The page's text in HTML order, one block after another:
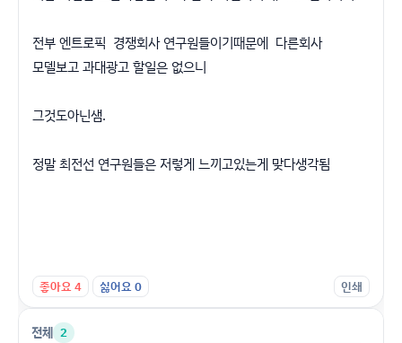
전부 엔트로픽 경쟁회사 연구원들이기때문에 다른회사
모델보고 과대광고 할일은 없으니
그것도아닌샘.
정말 최전선 연구원들은 저렇게 느끼고있는게 맞다생각됨
좋아요 4 싫어요 0 인쇄
전체 2